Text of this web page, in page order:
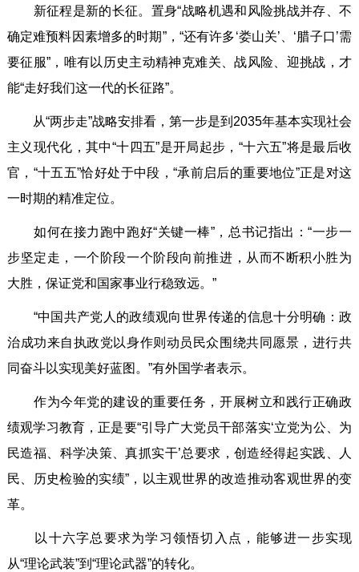
新征程是新的长征。置身“战略机遇和风险挑战并存、不
确定难预料因素增多的时期”，“还有许多‘娄山关’、‘腊子口’需
要征服”，唯有以历史主动精神克难关、战风险、迎挑战，才
能“走好我们这一代的长征路”。
从“两步走”战略安排看，第一步是到2035年基本实现社会
主义现代化，其中“十四五”是开局起步，“十六五”将是最后收
官，“十五五”恰好处于中段，“承前启后的重要地位”正是对这
一时期的精准定位。
如何在接力跑中跑好“关键一棒”，总书记指出：“一步一
步坚定走，一个阶段一个阶段向前推进，从而不断积小胜为
大胜，保证党和国家事业行稳致远。”
“中国共产党人的政绩观向世界传递的信息十分明确：政
治成功来自执政党以身作则动员民众围绕共同愿景，进行共
同奋斗以实现美好蓝图。”有外国学者表示。
作为今年党的建设的重要任务，开展树立和践行正确政
绩观学习教育，正是要“引导广大党员干部落实‘立党为公、为
民造福、科学决策、真抓实干’总要求，创造经得起实践、人
民、历史检验的实绩”，以主观世界的改造推动客观世界的变
革。
以十六字总要求为学习领悟切入点，能够进一步实现
从“理论武装”到“理论武器”的转化。